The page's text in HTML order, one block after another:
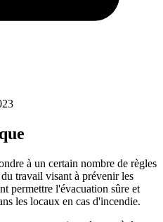
à un certain nombre de règles
travail visant à prévenir les
permettre l'évacuation sûre et
les locaux en cas d'incendie.